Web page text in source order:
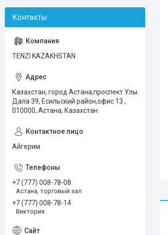
TENZI KAZAKHSTAN
Казахстан, город Астана,проспект Улы
Дала 39, Есильский район,офис 13 ,
010000, Астана, Казахстан
Айгерим
+7 (777) 008-78-08
Астана, торговый зал
+7 (777) 008-78-14
Виктория